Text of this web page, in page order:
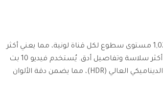
عند الحديث عن فيديو 10 بت، فإنه يوفر 1,024 مستوى سطوع لكل قناة لونية، مما يعني أكثر
من مليار لون، مما ينتج عنه تدرجات لونية أكثر سلاسة وتفاصيل أدق. يُستخدم فيديو 10 بت
في إنتاج الفيديو الاحترافي ومحتوى المدى الديناميكي العالي (HDR)، مما يضمن دقة الألوان